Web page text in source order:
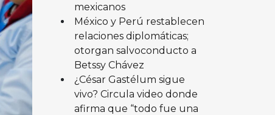
mexicanos
México y Perú restablecen
relaciones diplomáticas;
otorgan salvoconducto a
Betssy Chávez
¿César Gastélum sigue
vivo? Circula video donde
afirma que “todo fue una